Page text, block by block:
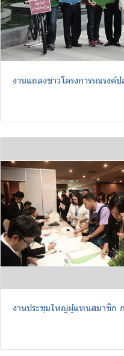
งานแถลงข่าวโครงการรณรง
งานประชุมใหญ่ผู้แทนสมาชิก